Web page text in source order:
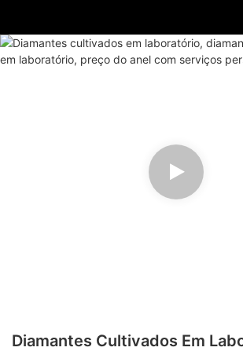
Diamantes Cultivados Em